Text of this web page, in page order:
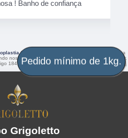
Banho de confiança
Cromagem Piauí
" é de direito reservado. Sua
nossos links, é proibida sem a autorização do autor.
184 do Código Penal – Lei 9610/98 - Lei de direitos
Grigoletto
Pedido mínimo de 1kg.